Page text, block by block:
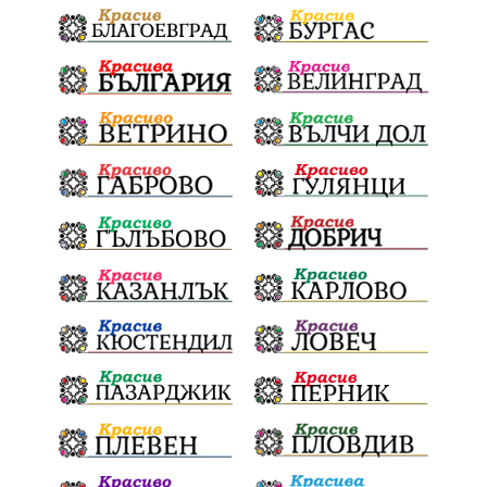
Електронният прием започва Дънката
Ще има ли присъда Ден на отворените врати
стопанство „Храна от село“ Карола Карова
„Отваряне на града към морето“
Негодна за пиене вода във Варненско
цялостно обновяване Музеъ на мозайките
и прилежащия парк в Девня
Гражданска инициатива „Парад на гордостта“